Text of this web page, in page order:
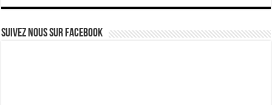
Suivez nous Sur Facebook